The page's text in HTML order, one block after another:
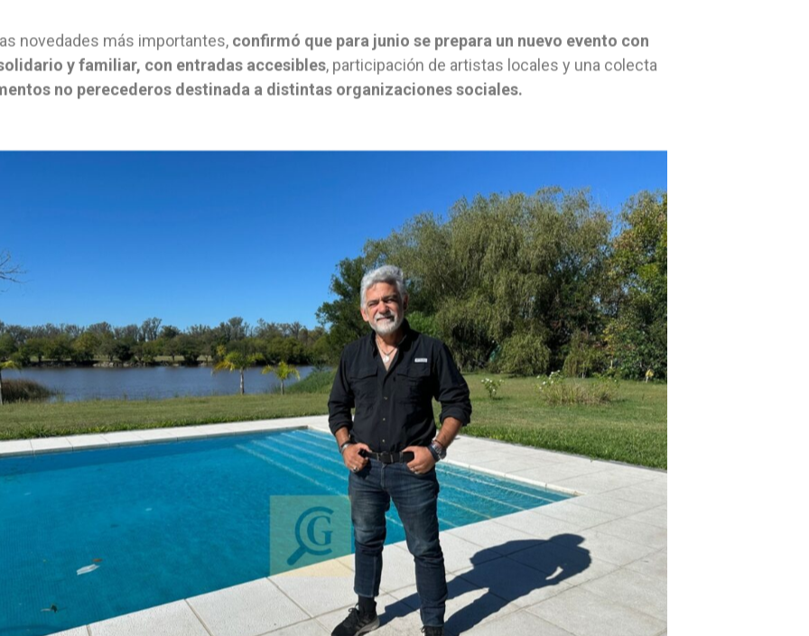
novedades más importantes, confirmó que para junio se prepara un nuevo evento con
y familiar, con entradas accesibles, participación de artistas locales y una colecta
no perecederos destinada a distintas organizaciones sociales.